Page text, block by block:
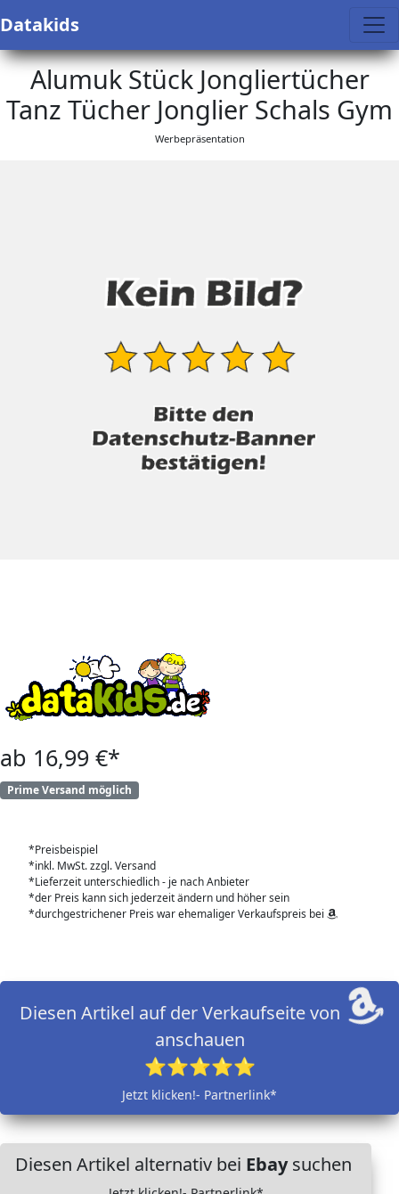
Datakids
Alumuk Stück Jongliertücher
Tanz Tücher Jonglier Schals Gym
Werbepräsentation
ab 16,99 €*
Prime Versand möglich
*Preisbeispiel
*inkl. MwSt. zzgl. Versand
*Lieferzeit unterschiedlich - je nach Anbieter
*der Preis kann sich jederzeit ändern und höher sein
*durchgestrichener Preis war ehemaliger Verkaufspreis bei
Diesen Artikel auf der Verkaufseite von
anschauen
⭐⭐⭐⭐⭐
Jetzt klicken!- Partnerlink*
Diesen Artikel alternativ bei Ebaysuchen